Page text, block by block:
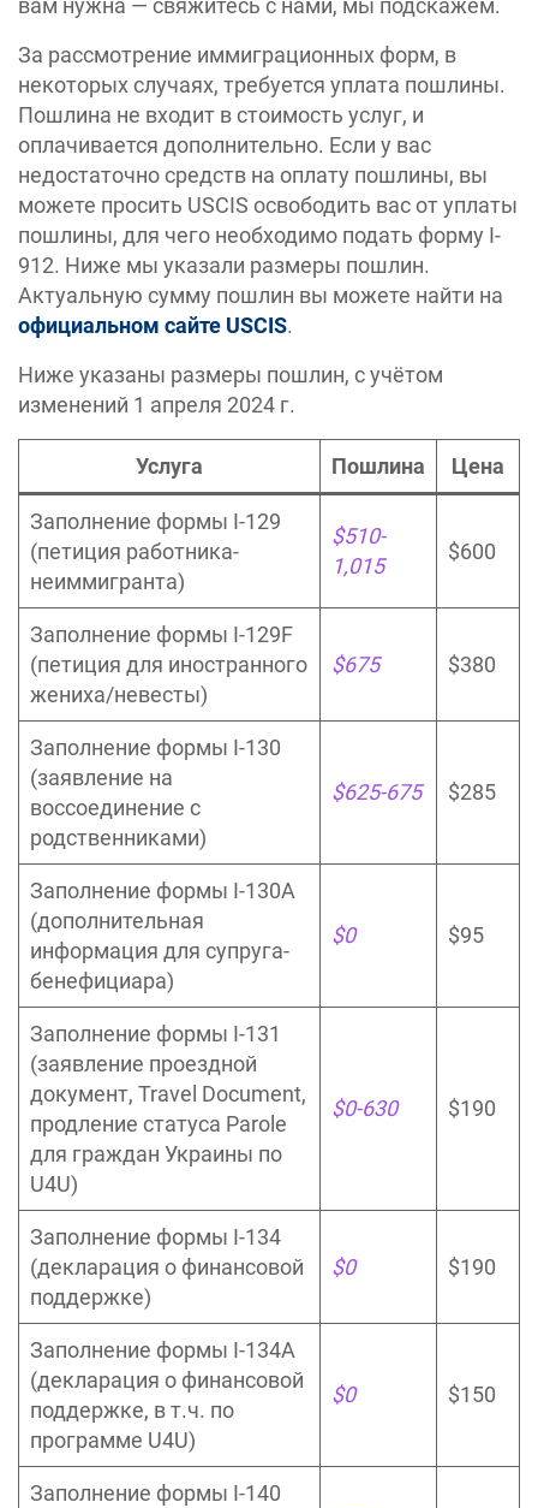
вам нужна — свяжитесь с нами, мы подскажем.
За рассмотрение иммиграционных форм, в
некоторых случаях, требуется уплата пошлины.
Пошлина не входит в стоимость услуг, и
оплачивается дополнительно. Если у вас
недостаточно средств на оплату пошлины, вы
можете просить USCIS освободить вас от уплаты
пошлины, для чего необходимо подать форму I-
912. Ниже мы указали размеры пошлин.
Актуальную сумму пошлин вы можете найти на
официальном сайте USCIS.
Ниже указаны размеры пошлин, с учётом
изменений 1 апреля 2024 г.
Услуга Пошлина Цена
Заполнение формы I-129
(петиция работника-
неиммигранта)
$510-
1,015
$600
Заполнение формы I-129F
(петиция для иностранного
жениха/невесты)
$675 $380
Заполнение формы I-130
(заявление на
воссоединение с
родственниками)
$625-675 $285
Заполнение формы I-130A
(дополнительная
информация для супруга-
бенефициара)
$0 $95
Заполнение формы I-131
(заявление проездной
документ, Travel Document,
продление статуса Parole
для граждан Украины по
U4U)
$0-630 $190
Заполнение формы I-134
(декларация о финансовой
поддержке)
$0 $190
Заполнение формы I-134A
(декларация о финансовой
поддержке, в т.ч. по
программе U4U)
$0 $150
Заполнение формы I-140